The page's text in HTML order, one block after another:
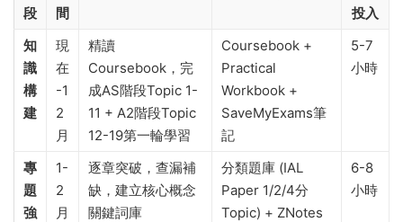
段
間
投入
知
識
構
建
現
在
-1
2
月
精讀
Coursebook，完
成AS階段Topic 1-
11 + A2階段Topic
12-19第一輪學習
Coursebook +
Practical
Workbook +
SaveMyExams筆
記
5-7
小時
專
題
強
1-
2
月
逐章突破，查漏補
缺，建立核心概念
關鍵詞庫
分類題庫 (IAL
Paper 1/2/4分
Topic) + ZNotes
6-8
小時